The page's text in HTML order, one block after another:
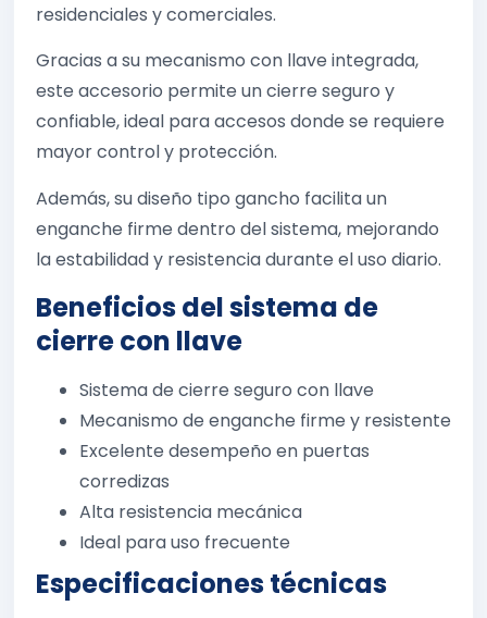
residenciales y comerciales.
Gracias a su mecanismo con llave integrada,
este accesorio permite un cierre seguro y
confiable, ideal para accesos donde se requiere
mayor control y protección.
Además, su diseño tipo gancho facilita un
enganche firme dentro del sistema, mejorando
la estabilidad y resistencia durante el uso diario.
Beneficios del sistema de
cierre con llave
Sistema de cierre seguro con llave
Mecanismo de enganche firme y resistente
Excelente desempeño en puertas
corredizas
Alta resistencia mecánica
Ideal para uso frecuente
Especificaciones técnicas